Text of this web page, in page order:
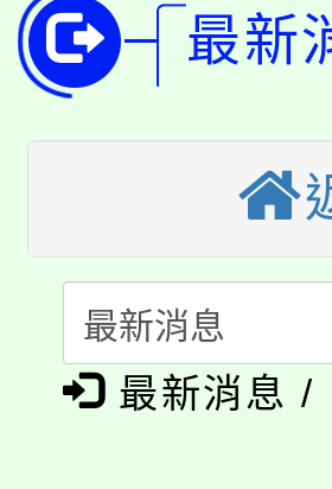
代理(課)教
「2026金融
車」活動
桃園市115
生本土語及
公告本校
代理(課)教
公告本校
代理(課)教
轉知中國文
《TA101》
程，歡迎學
淨零綠生活
會
115年食農
最新
最新消息 /